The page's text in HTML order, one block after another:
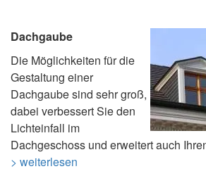
Dachgaube
Die Möglichkeiten für die
Gestaltung einer
Dachgaube sind sehr groß,
dabei verbessert Sie den
Lichteinfall im
Dachgeschoss und erweitert auch
> weiterlesen